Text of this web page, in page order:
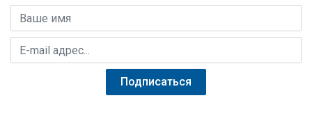
Подписаться